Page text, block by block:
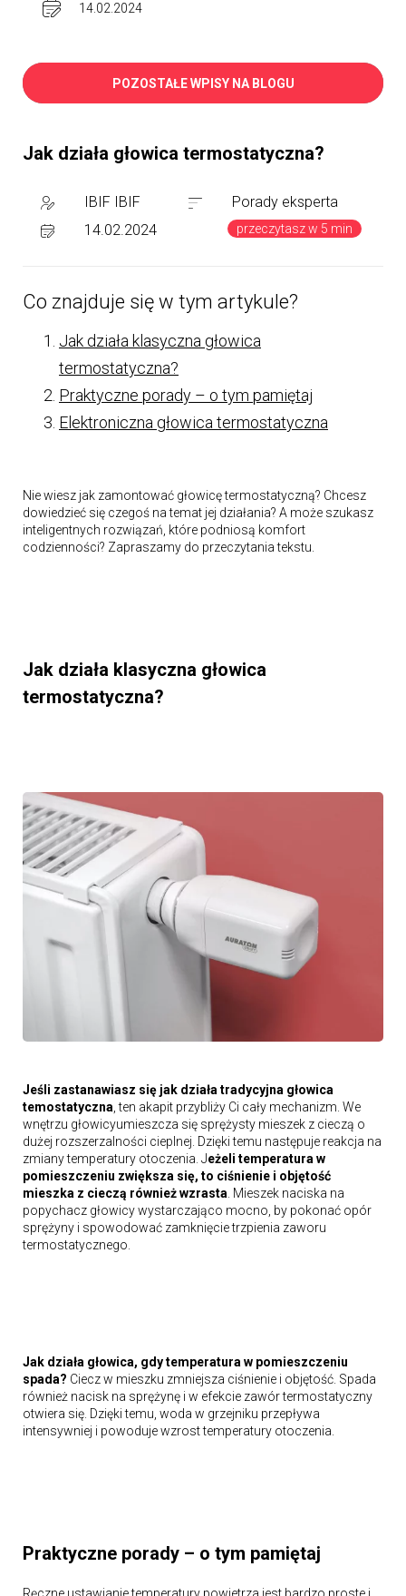
14.02.2024
POZOSTAŁE WPISY NA BLOGU
Jak działa głowica termostatyczna?
IBIF IBIF
Porady eksperta
14.02.2024
przeczytasz w 5 min
Co znajduje się w tym artykule?
Jak działa klasyczna głowica
termostatyczna?
Praktyczne porady – o tym pamiętaj
Elektroniczna głowica termostatyczna
Nie wiesz jak zamontować głowicę termostatyczną? Chcesz
dowiedzieć się czegoś na temat jej działania? A może szukasz
inteligentnych rozwiązań, które podniosą komfort
codzienności? Zapraszamy do przeczytania tekstu.
Jak działa klasyczna głowica
termostatyczna?
Jeśli zastanawiasz się jak działa tradycyjna głowica
temostatyczna , ten akapit przybliży Ci cały mechanizm. We
wnętrzu głowicyumieszcza się sprężysty mieszek z cieczą o
dużej rozszerzalności cieplnej. Dzięki temu następuje reakcja na
zmiany temperatury otoczenia. Jeżeli temperatura w
pomieszczeniu zwiększa się, to ciśnienie i objętość
mieszka z cieczą również wzrasta . Mieszek naciska na
popychacz głowicy wystarczająco mocno, by pokonać opór
sprężyny i spowodować zamknięcie trzpienia zaworu
termostatycznego.
Jak działa głowica, gdy temperatura w pomieszczeniu
spada? Ciecz w mieszku zmniejsza ciśnienie i objętość. Spada
również nacisk na sprężynę i w efekcie zawór termostatyczny
otwiera się. Dzięki temu, woda w grzejniku przepływa
intensywniej i powoduje wzrost temperatury otoczenia.
Praktyczne porady – o tym pamiętaj